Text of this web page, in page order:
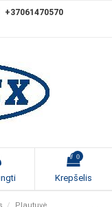
+37061470570
0
Krepšelis